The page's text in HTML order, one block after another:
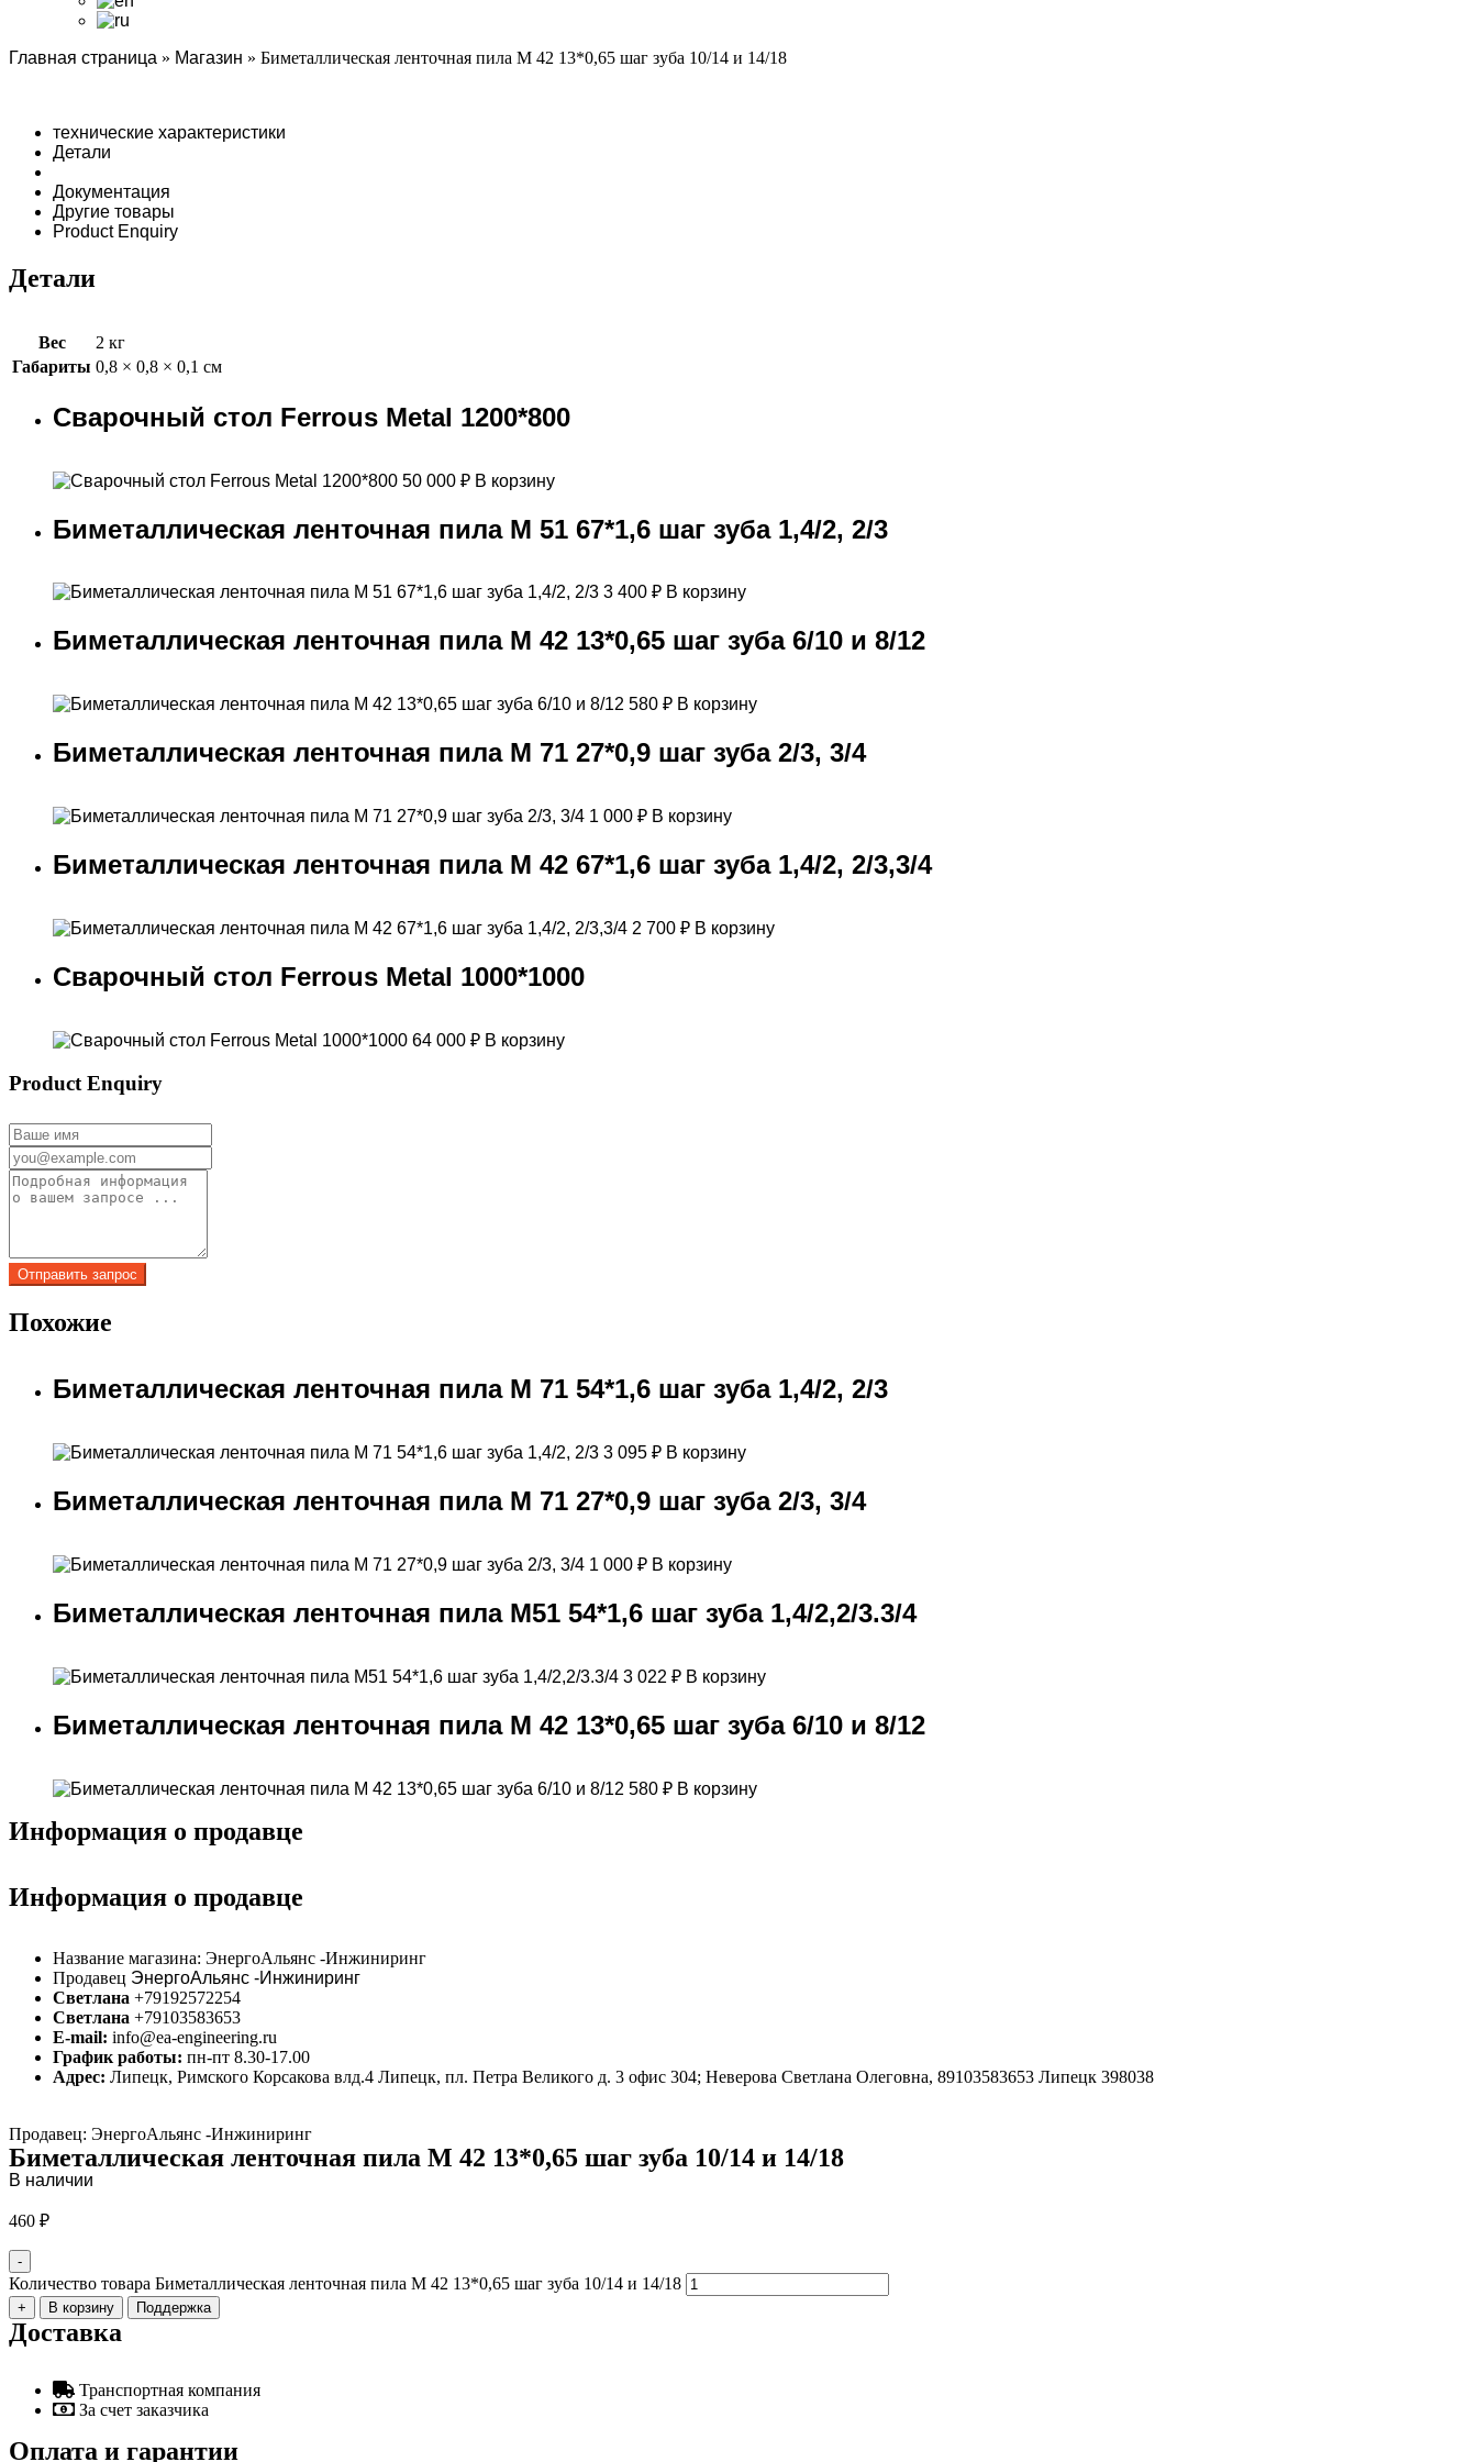
Главная страница » Магазин » Биметаллическая ленточная пила М 42 13*0,65 шаг зуба 10/14 и 14/18
технические характеристики
Детали
Документация
Другие товары
Product Enquiry
Детали
Вес
2 кг
Габариты 0,8 × 0,8 × 0,1 см
Сварочный стол Ferrous Metal 1200*800
50 000 ₽ В корзину
Биметаллическая ленточная пила М 51 67*1,6 шаг зуба 1,4/2, 2/3
3 400 ₽ В корзину
Биметаллическая ленточная пила М 42 13*0,65 шаг зуба 6/10 и 8/12
580 ₽ В корзину
Биметаллическая ленточная пила М 71 27*0,9 шаг зуба 2/3, 3/4
1 000 ₽ В корзину
Биметаллическая ленточная пила М 42 67*1,6 шаг зуба 1,4/2, 2/3,3/4
2 700 ₽ В корзину
Сварочный стол Ferrous Metal 1000*1000
64 000 ₽ В корзину
Product Enquiry
Похожие
Биметаллическая ленточная пила М 71 54*1,6 шаг зуба 1,4/2, 2/3
3 095 ₽ В корзину
Биметаллическая ленточная пила М 71 27*0,9 шаг зуба 2/3, 3/4
1 000 ₽ В корзину
Биметаллическая ленточная пила М51 54*1,6 шаг зуба 1,4/2,2/3.3/4
3 022 ₽ В корзину
Биметаллическая ленточная пила М 42 13*0,65 шаг зуба 6/10 и 8/12
580 ₽ В корзину
Информация о продавце
Информация о продавце
Название магазина: ЭнергоАльянс -Инжиниринг
Продавец ЭнергоАльянс -Инжиниринг
Светлана +79192572254
Светлана +79103583653
E-mail: info@ea-engineering.ru
График работы: пн-пт 8.30-17.00
Адрес: Липецк, Римского Корсакова влд.4 Липецк, пл. Петра Великого д. 3 офис 304; Неверова Светлана Олеговна, 89103583653 Липецк 398038
Продавец: ЭнергоАльянс -Инжиниринг
Биметаллическая ленточная пила М 42 13*0,65 шаг зуба 10/14 и 14/18
В наличии
460 ₽
-
Количество товара Биметаллическая ленточная пила М 42 13*0,65 шаг зуба 10/14 и 14/18
+ В корзину Поддержка
Доставка
Транспортная компания
За счет заказчика
Оплата и гарантии